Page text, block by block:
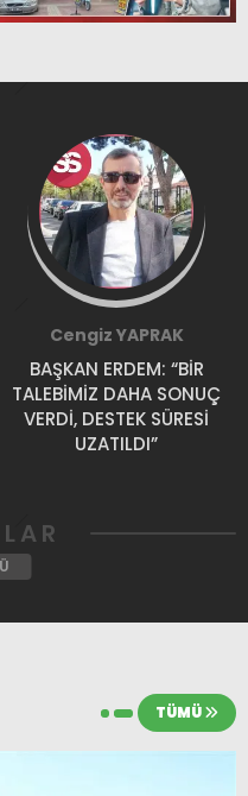
Cengiz YAPRAK
BAŞKAN ERDEM: “BİR
TALEBİMİZ DAHA SONUÇ
VERDİ, DESTEK SÜRESİ
UZATILDI”
TÜMÜ